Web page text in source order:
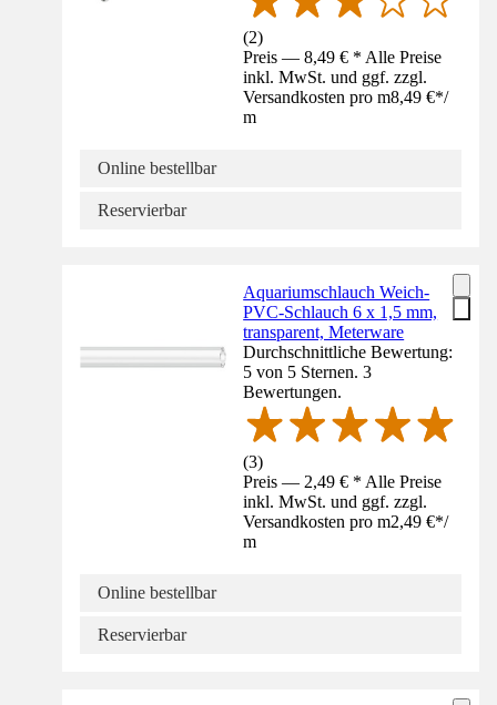
(2)
Preis — 8,49 € * Alle Preise
inkl. MwSt. und ggf. zzgl.
Versandkosten pro m8,49 €*/
m
Online bestellbar
Reservierbar
Aquariumschlauch Weich-
PVC-Schlauch 6 x 1,5 mm,
transparent, Meterware
Durchschnittliche Bewertung:
5 von 5 Sternen. 3
Bewertungen.
(3)
Preis — 2,49 € * Alle Preise
inkl. MwSt. und ggf. zzgl.
Versandkosten pro m2,49 €*/
m
Online bestellbar
Reservierbar